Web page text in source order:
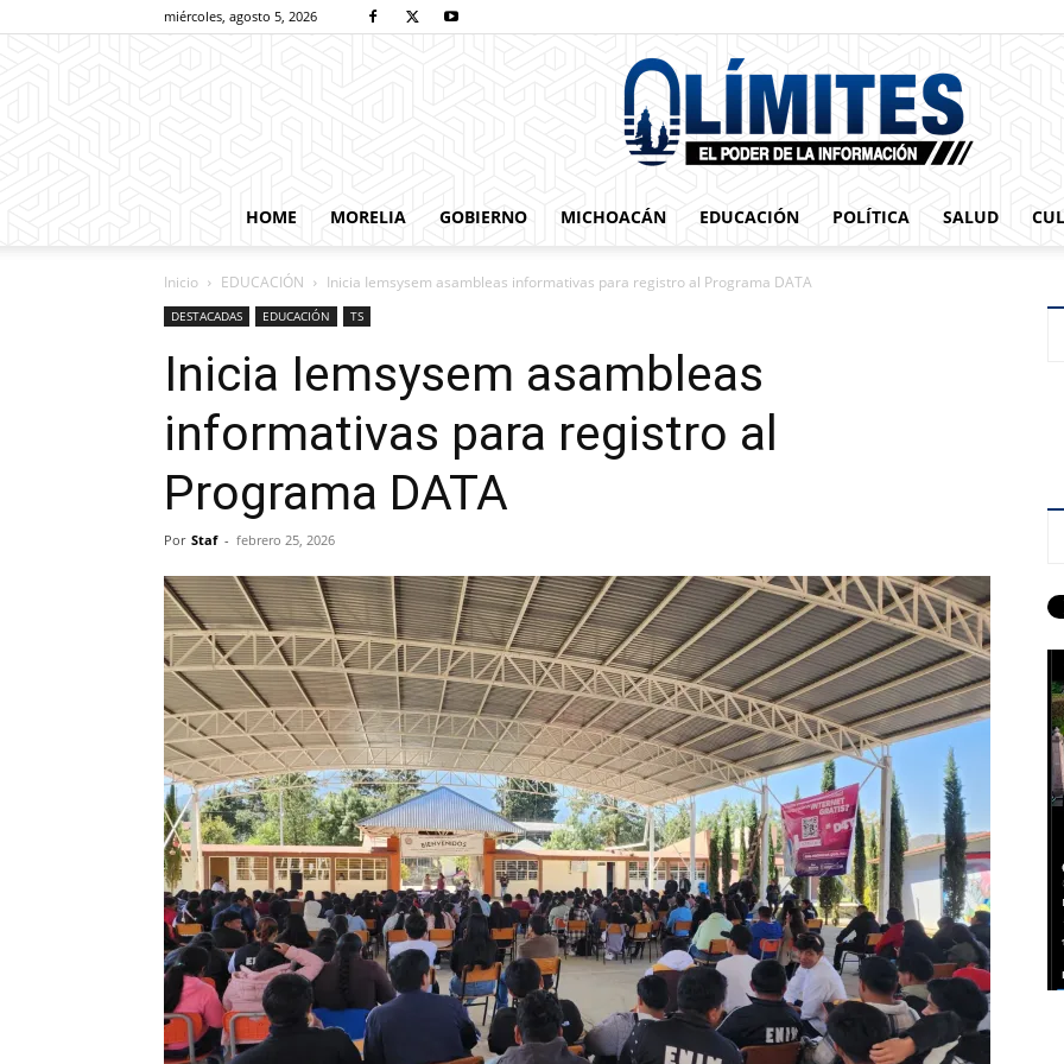
miércoles, agosto 5, 2026
HOME MORELIA GOBIERNO MICHOACÁN EDUCACIÓN POLÍTICA SALUD
Inicio EDUCACIÓN Inicia Iemsysem asambleas informativas para registro al Programa DATA
DESTACADAS EDUCACIÓN TS
Inicia Iemsysem asambleas
informativas para registro al
Programa DATA
Por Staf - febrero 25, 2026